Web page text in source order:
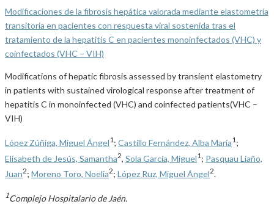
Modificaciones de la fibrosis hepática valorada mediante elastometría
transitoria en pacientes con respuesta viral sostenida tras el
tratamiento de la hepatitis C en pacientes monoinfectados (VHC) y
coinfectados (VHC – VIH)
Modifications of hepatic fibrosis assessed by transient elastometry
in patients with sustained virological response after treatment of
hepatitis C in monoinfected (VHC) and coinfected patients(VHC –
VIH)
López Zúñiga, Miguel Ángel1 ; Castillo Fernández, Alba María1 ;
Elisabeth de Jesús, Samantha2 Sola García, Miguel1 ; Pasquau Liaño,
Juan2; Moreno Toro, Noelia2; López Ruz, Miguel Ángel2.
1Complejo Hospitalario de Jaén.